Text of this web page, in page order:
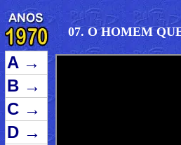
A →
B →
C →
D →
07. O HOMEM